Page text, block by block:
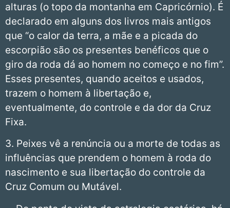
alturas (o topo da montanha em Capricórnio). É
declarado em alguns dos livros mais antigos
que “o calor da terra, a mãe e a picada do
escorpião são os presentes benéficos que o
giro da roda dá ao homem no começo e no fim”.
Esses presentes, quando aceitos e usados,
trazem o homem à libertação e,
eventualmente, do controle e da dor da Cruz
Fixa.
3. Peixes vê a renúncia ou a morte de todas as
influências que prendem o homem à roda do
nascimento e sua libertação do controle da
Cruz Comum ou Mutável.